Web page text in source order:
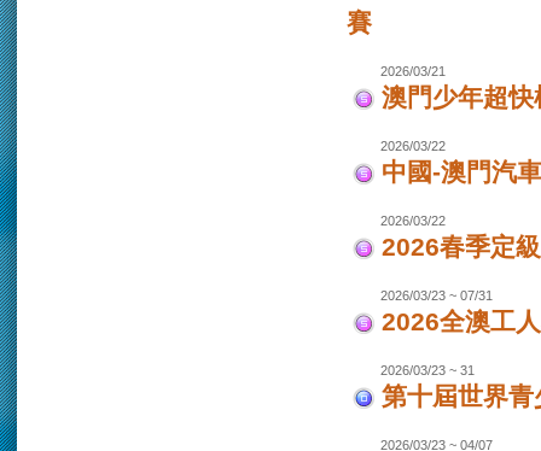
賽
2026/03/21
澳門少年超快
2026/03/22
中國-澳門汽
2026/03/22
2026春季定
2026/03/23 ~ 07/31
2026全澳工
2026/03/23 ~ 31
第十屆世界
2026/03/23 ~ 04/07